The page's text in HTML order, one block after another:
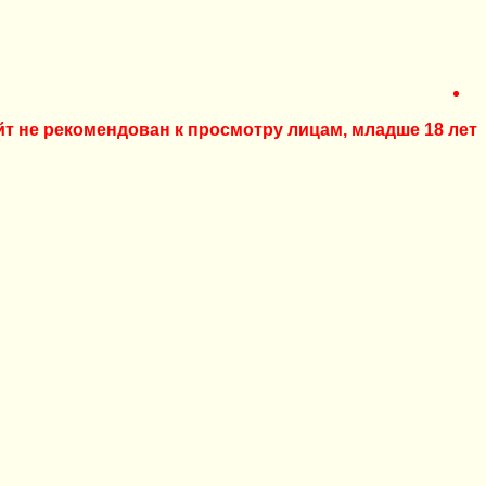
не рекомендован к просмотру лицам, младше 18 лет